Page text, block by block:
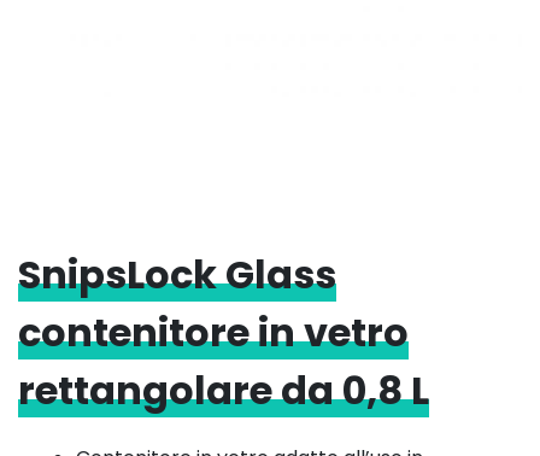
SnipsLock Glass
contenitore in vetro
rettangolare da 0,8 L